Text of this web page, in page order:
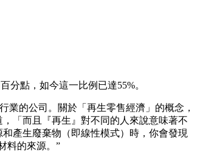
分點，如今這一比例已達55%。
業的公司。關於「再生零售經濟」的概念，
「而且『再生』對不同的人來說意味著不
產生廢棄物（即線性模式）時，你會發現
料的來源。”